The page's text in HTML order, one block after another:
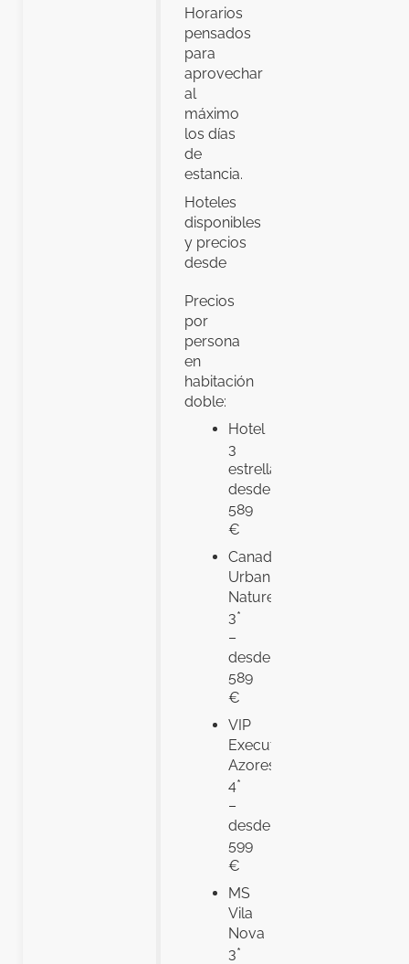
Horarios
pensados
para
aprovechar
al
máximo
los días
de
estancia.
Hoteles
disponibles
y precios
desde
Precios
por
persona
en
habitación
doble:
Hotel
3
estrellas
desde
589
€
Canadiano
Urban
Nature
3*
–
desde
589
€
VIP
Executive
Azores
4*
–
desde
599
€
MS
Vila
Nova
3*